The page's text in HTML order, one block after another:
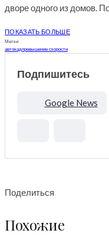
дворе одного из домов.
ПОКАЗАТЬ БОЛЬШЕ
Метки
автокадпревышение скорости
Подпишитесь
Google News
Поделиться
Похожие